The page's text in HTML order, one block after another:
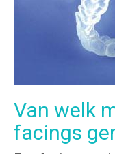
Van welk
facings